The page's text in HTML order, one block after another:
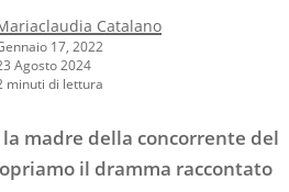
Catalano
17, 2022
Agosto 2024
minuti di lettura
madre della concorrente del
il dramma raccontato